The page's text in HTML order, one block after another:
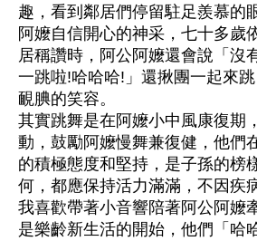
趣，看到鄰居們停留駐足羨慕的
阿嬤自信開心的神采，七十多歲
居稱讚時，阿公阿嬤還會說「沒
一跳啦!哈哈哈!」還揪團一起來
靦腆的笑容。
其實跳舞是在阿嬤小中風康復期
動，鼓勵阿嬤慢舞兼復健，他們
的積極態度和堅持，是子孫的榜
何，都應保持活力滿滿，不因疾
我喜歡帶著小音響陪著阿公阿嬤
是樂齡新生活的開始，他們「哈